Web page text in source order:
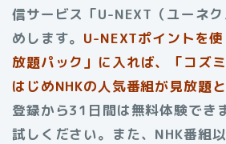
信サービス「U-NEXT（ユーネ
めします。 U-NEXTポイントを
放題パック」に入れば、「コズ
はじめNHKの人気番組が見放題と
登録から31日間は無料体験でき
試しください。また、NHK番組